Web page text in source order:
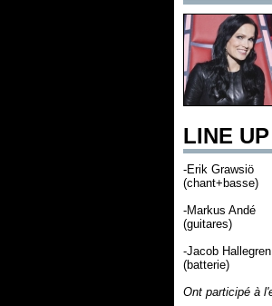
LINE UP
-Erik Grawsiö
(chant+basse)
-Markus Andé
(guitares)
-Jacob Hallegren
(batterie)
Ont participé à